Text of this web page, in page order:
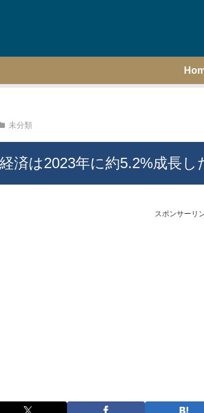
未分類
済は2023年に約5.2%成長し
スポンサーリ